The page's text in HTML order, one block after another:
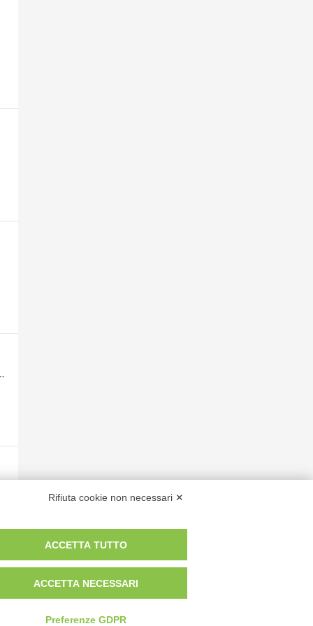
motivi decorativi, Iniziale D, Iniziale decorata
Rifiuta cookie non necessari ✕
ACCETTA TUTTO
ACCETTA NECESSARI
Preferenze GDPR